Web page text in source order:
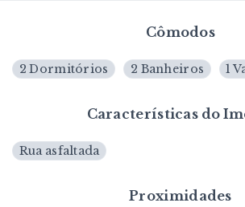
Cômodos
2 Dormitórios 2 Banheiros 1
Características do
Rua asfaltada
Proximidades